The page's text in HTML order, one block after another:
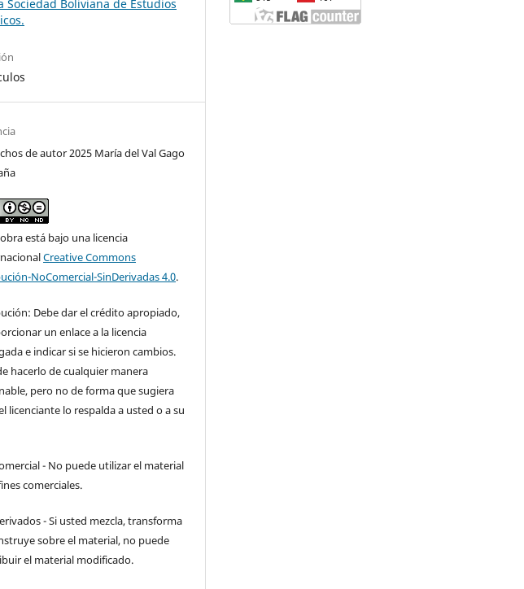
Sociedad Boliviana de Estudios
de autor 2025 María del Val Gago
está bajo una licencia
Creative Commons
NoComercial-SinDerivadas 4.0.
Debe dar el crédito apropiado,
un enlace a la licencia
e indicar si se hicieron cambios.
hacerlo de cualquier manera
pero no de forma que sugiera
licenciante lo respalda a usted o a su
- No puede utilizar el material
comerciales.
- Si usted mezcla, transforma
sobre el material, no puede
el material modificado.